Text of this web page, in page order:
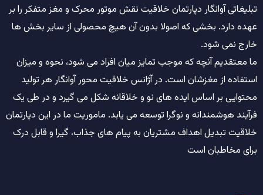
تبلیغاتی آوانگار دپارتمان خلاقیت نقش موتور محرک و مغز متفکر را بر
عهده دارد. بخشی که اصولا بدون آن هیچ محصولی از سایر بخش ها
خارج نمی شود.
ما معتقدیم آنچه که موجب تمایز میان افراد می شود، نحوه و میزان
استفاده از مغزشان است. در آژانس خلاقیت محور آوانگار هر تولید
محتوایی بر اساس ایده های نو و خلاقانه شکل می گیرد و در طی یک
فرآیند هوشمندانه و نوگرا توسعه می یابد. ماموریت ما در این دپارتمان
خلاقیت تبدیل اهداف مشتریان به پیام های جذاب، گیرا و قابل درک
برای مخاطبان است